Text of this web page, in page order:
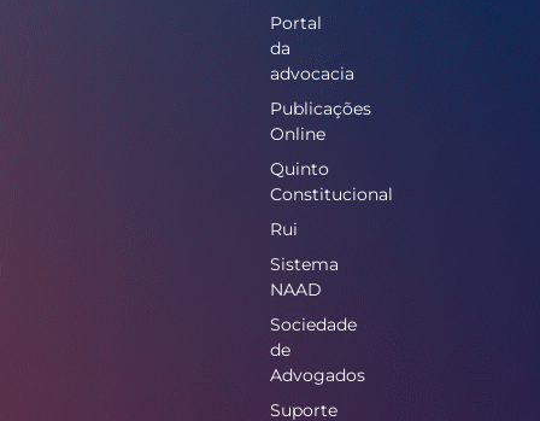
Portal
da
advocacia
Publicações
Online
Quinto
Constitucional
Rui
Sistema
NAAD
Sociedade
de
Advogados
Suporte